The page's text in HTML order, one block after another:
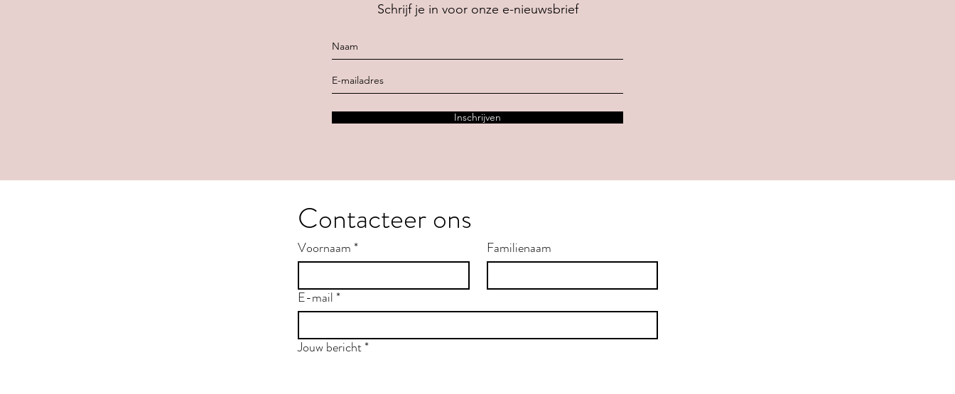
Schrijf je in voor onze e-nieuwsbrief
Inschrijven
Contacteer ons
Voornaam* Familienaam
E-mail*
Jouw bericht*